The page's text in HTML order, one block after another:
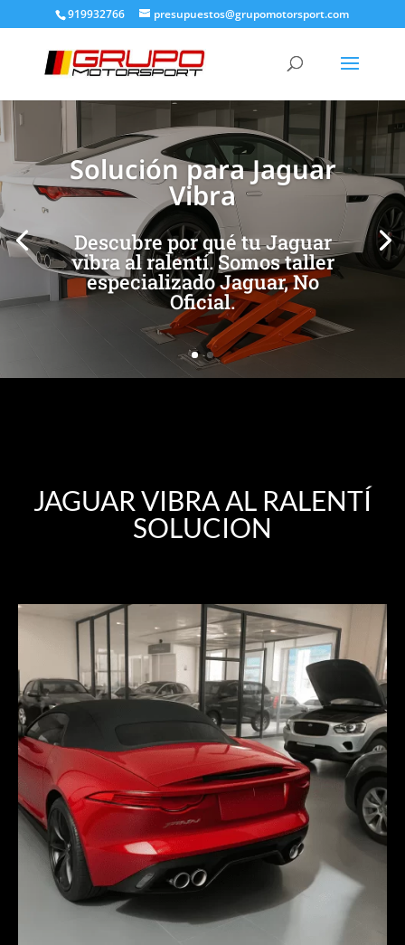
919932766 presupuestos@grupomotorsport.com
Solución para Jaguar
Vibra
Descubre por qué tu Jaguar
vibra al ralentí. Somos taller
especializado Jaguar, No
Oficial.
[/et_pb_slide] [/et_pb_slide]
JAGUAR VIBRA AL RALENTÍ
SOLUCION